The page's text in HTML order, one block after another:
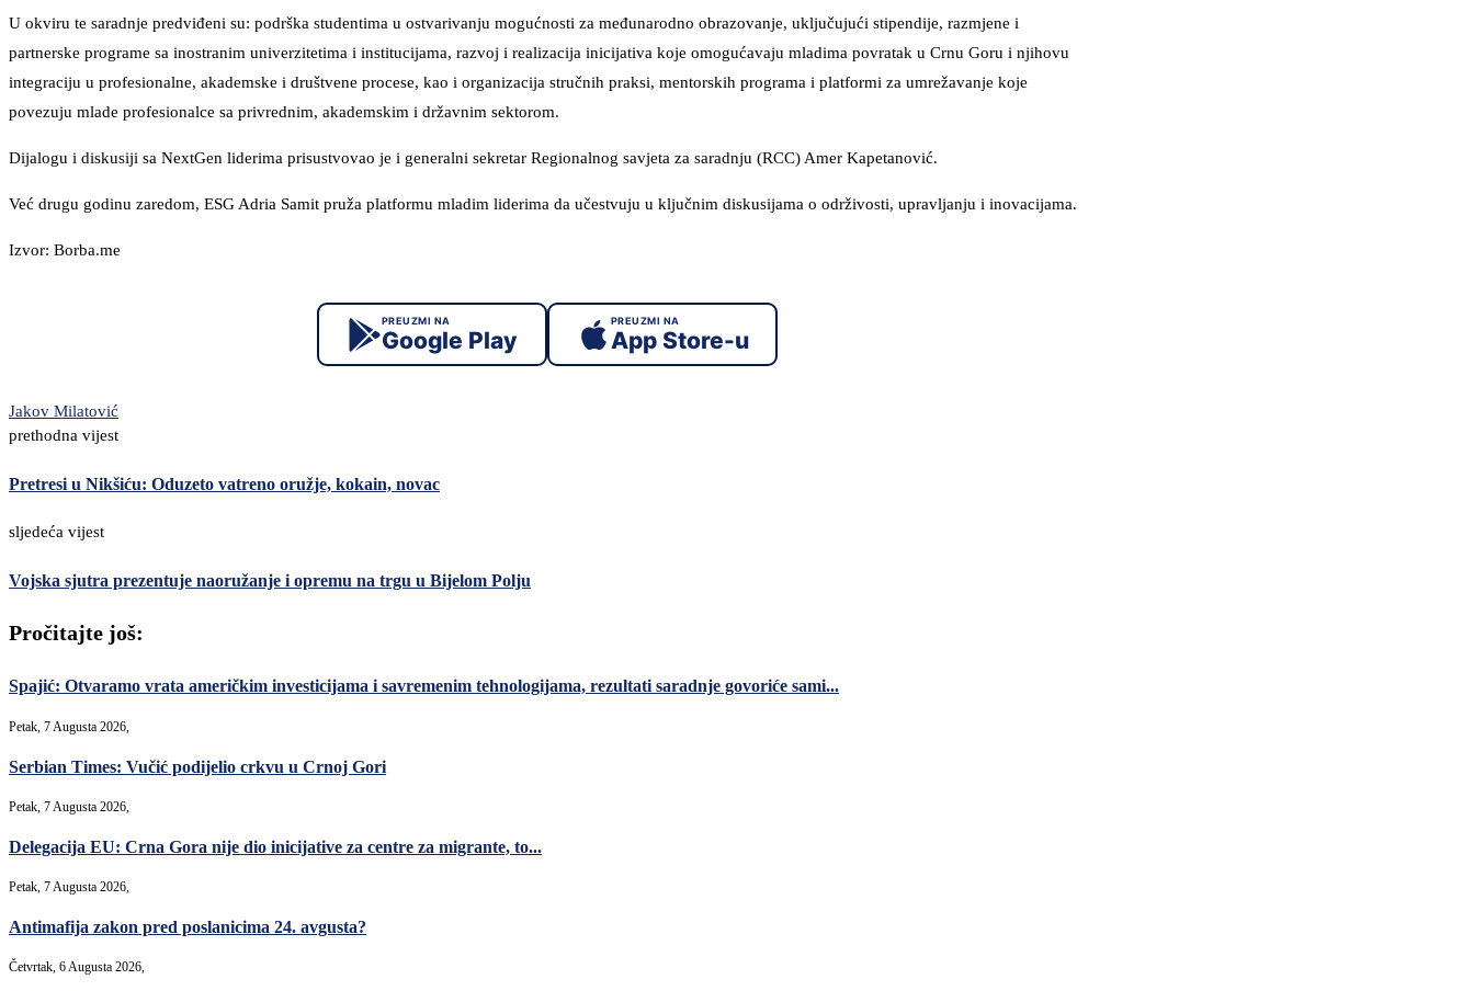
U okviru te saradnje predviđeni su: podrška studentima u ostvarivanju mogućnosti za međunarodno obrazovanje, uključujući stipendije, razmjene i
partnerske programe sa inostranim univerzitetima i institucijama, razvoj i realizacija inicijativa koje omogućavaju mladima povratak u Crnu Goru i njihovu
integraciju u profesionalne, akademske i društvene procese, kao i organizacija stručnih praksi, mentorskih programa i platformi za umrežavanje koje
povezuju mlade profesionalce sa privrednim, akademskim i državnim sektorom.
Dijalogu i diskusiji sa NextGen liderima prisustvovao je i generalni sekretar Regionalnog savjeta za saradnju (RCC) Amer Kapetanović.
Već drugu godinu zaredom, ESG Adria Samit pruža platformu mladim liderima da učestvuju u ključnim diskusijama o održivosti, upravljanju i inovacijama.
Izvor: Borba.me
PREUZMI NA
Google Play
PREUZMI NA
App Store-u
Jakov Milatović
prethodna vijest
Pretresi u Nikšiću: Oduzeto vatreno oružje, kokain, novac
sljedeća vijest
Vojska sjutra prezentuje naoružanje i opremu na trgu u Bijelom Polju
Pročitajte još:
Spajić: Otvaramo vrata američkim investicijama i savremenim tehnologijama, rezultati saradnje govoriće sami...
Petak, 7 Augusta 2026,
Serbian Times: Vučić podijelio crkvu u Crnoj Gori
Petak, 7 Augusta 2026,
Delegacija EU: Crna Gora nije dio inicijative za centre za migrante, to...
Petak, 7 Augusta 2026,
Antimafija zakon pred poslanicima 24. avgusta?
Četvrtak, 6 Augusta 2026,